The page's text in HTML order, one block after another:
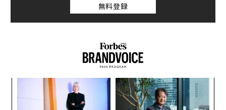
無料登録